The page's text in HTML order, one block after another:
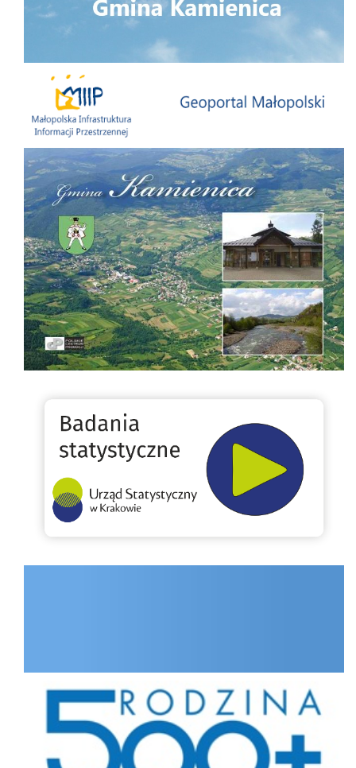
Małopolska Infrastruktura Informacji Przestrzennej
Folder Gminy Kamienica